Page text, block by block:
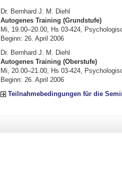
Dr. Bernhard J. M. Diehl
Autogenes Training (Grundstufe)
Mi, 19.00–20.00, Hs 03-424,
Beginn: 26. April 2006
Dr. Bernhard J. M. Diehl
Autogenes Training (Oberstufe)
Mi, 20.00–21.00, Hs 03-424,
Beginn: 26. April 2006
Teilnahmebedingungen für die